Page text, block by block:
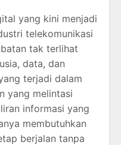
yang kini menjadi
telekomunikasi
tak terlihat
data, dan
terjadi dalam
yang melintasi
informasi yang
membutuhkan
berjalan tanpa